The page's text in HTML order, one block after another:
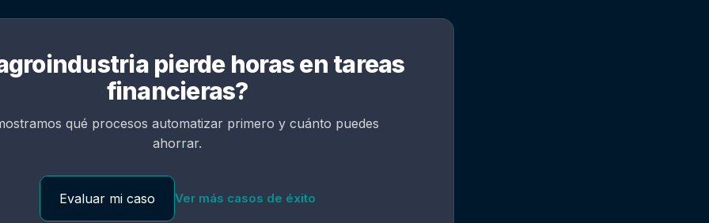
pierde horas en tareas
financieras?
qué procesos automatizar primero y cuánto puedes
ahorrar.
Evaluar mi caso Ver más casos de éxito